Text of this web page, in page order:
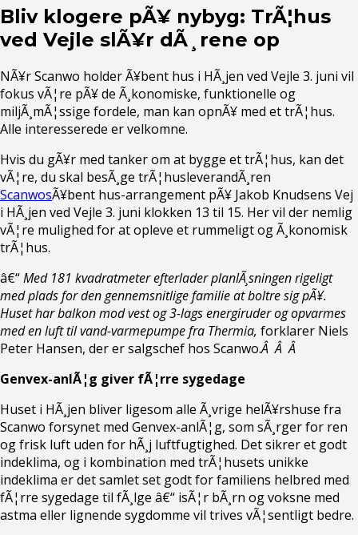
Bliv klogere pÃ¥ nybyg: TrÃ¦hus
ved Vejle slÃ¥r dÃ¸rene op
NÃ¥r Scanwo holder Ã¥bent hus i HÃ¸jen ved Vejle 3. juni vil
fokus vÃ¦re pÃ¥ de Ã¸konomiske, funktionelle og
miljÃ¸mÃ¦ssige fordele, man kan opnÃ¥ med et trÃ¦hus.
Alle interesserede er velkomne.
Hvis du gÃ¥r med tanker om at bygge et trÃ¦hus, kan det
vÃ¦re, du skal besÃ¸ge trÃ¦husleverandÃ¸ren
ScanwosÃ¥bent hus-arrangement pÃ¥ Jakob Knudsens Vej
i HÃ¸jen ved Vejle 3. juni klokken 13 til 15. Her vil der nemlig
vÃ¦re mulighed for at opleve et rummeligt og Ã¸konomisk
trÃ¦hus.
â€“Med 181 kvadratmeter efterlader planlÃ¸sningen rigeligt
med plads for den gennemsnitlige familie at boltre sig pÃ¥.
Huset har balkon mod vest og 3-lags energiruder og opvarmes
med en luft til vand-varmepumpe fra Thermia, forklarer Niels
Peter Hansen, der er salgschef hos Scanwo.Â Â Â
Genvex-anlÃ¦g giver fÃ¦rre sygedage
Huset i HÃ¸jen bliver ligesom alle Ã¸vrige helÃ¥rshuse fra
Scanwo forsynet med Genvex-anlÃ¦g, som sÃ¸rger for ren
og frisk luft uden for hÃ¸j luftfugtighed. Det sikrer et godt
indeklima, og i kombination med trÃ¦husets unikke
indeklima er det samlet set godt for familiens helbred med
fÃ¦rre sygedage til fÃ¸lge â€“ isÃ¦r bÃ¸rn og voksne med
astma eller lignende sygdomme vil trives vÃ¦sentligt bedre.